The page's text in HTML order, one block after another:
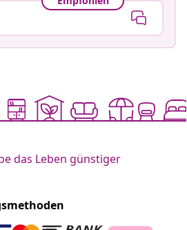
das Leben günstiger